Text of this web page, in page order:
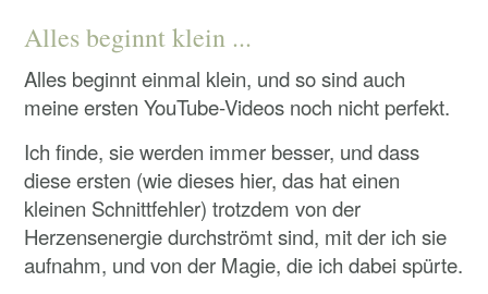
Alles beginnt klein ...
Alles beginnt einmal klein, und so sind auch
meine ersten YouTube-Videos noch nicht perfekt.
Ich finde, sie werden immer besser, und dass
diese ersten (wie dieses hier, das hat einen
kleinen Schnittfehler) trotzdem von der
Herzensenergie durchströmt sind, mit der ich sie
aufnahm, und von der Magie, die ich dabei spürte.